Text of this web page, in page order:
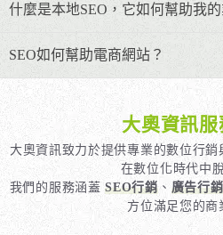
什麼是本地SEO，它如何幫助我的
SEO如何幫助電商網站？
大奧資訊服
大奧資訊致力於提供專業的數位行
在數位化時代中
我們的服務涵蓋SEO行銷、 廣告行銷
方位滿足您的商